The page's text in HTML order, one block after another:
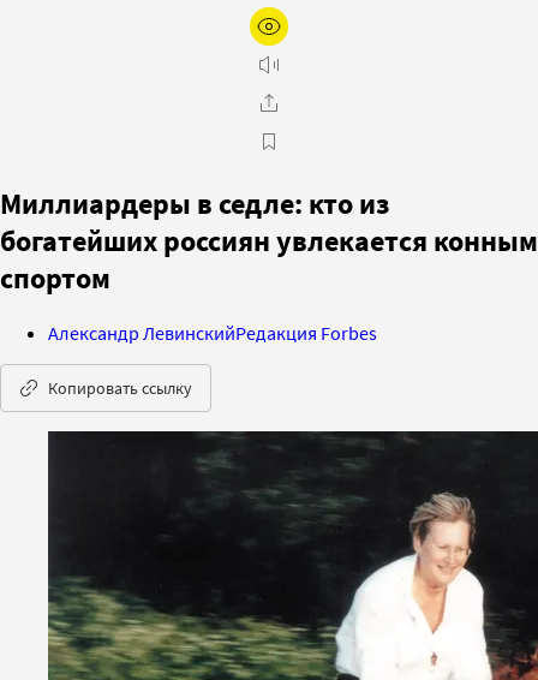
Миллиардеры в седле: кто из
богатейших россиян увлекается конным
спортом
Александр ЛевинскийРедакция Forbes
Копировать ссылку